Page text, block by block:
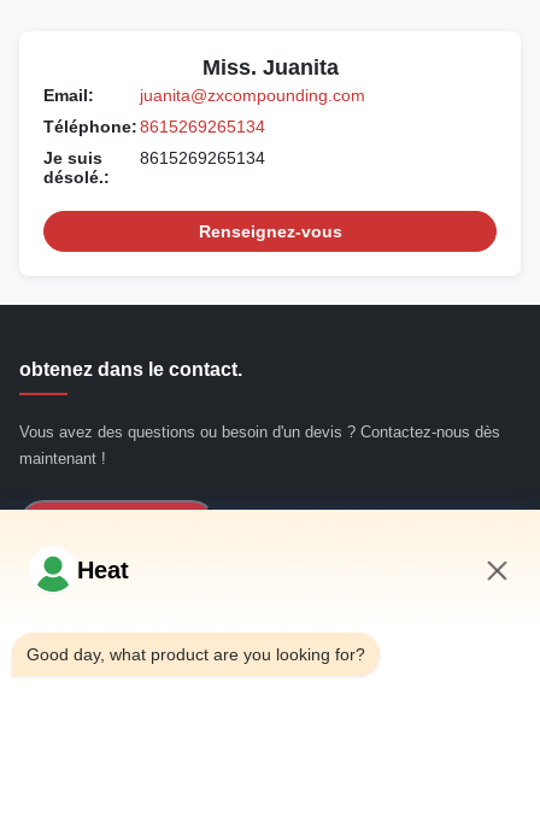
Miss. Juanita
Email:
juanita@zxcompounding.com
Téléphone:8615269265134
Je suis
désolé.:
8615269265134
Renseignez-vous
obtenez dans le contact.
Vous avez des questions ou besoin d'un devis ? Contactez-nous dès
maintenant !
Liens rapides
Maison
Heat
Good day, what product are you looking for?